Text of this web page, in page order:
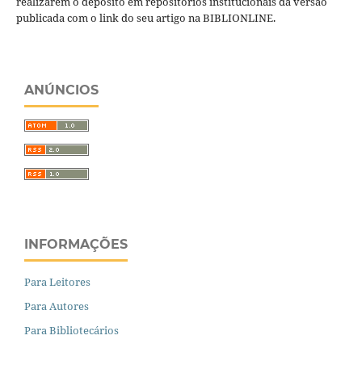
publicada com o link do seu artigo na BIBLIONLINE.
ANÚNCIOS
INFORMAÇÕES
Para Leitores
Para Autores
Para Bibliotecários